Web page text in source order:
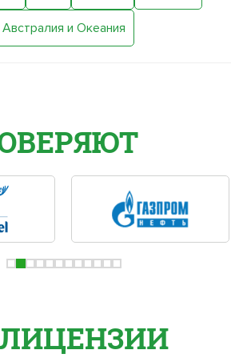
Австралия и Океания
ЛИЦЕНЗИИ